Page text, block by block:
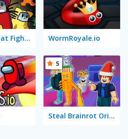
Catac.io: Cat Fight in Space WormRoyale.io
Steal Brainrot Original 3D
5